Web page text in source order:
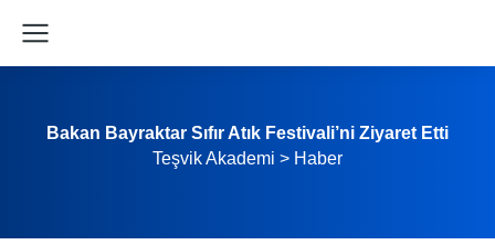
Bakan Bayraktar Sıfır Atık Festivali’ni Ziyaret Etti
Teşvik Akademi > Haber